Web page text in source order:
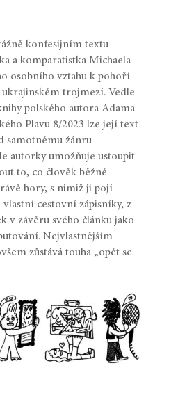
konfesijním textu
a komparatistka Michaela
osobního vztahu k pohoří
trojmezí. Vedle
polského autora Adama
Plavu 8/2023 lze její text
samotnému žánru
autorky umožňuje ustoupit
to, co člověk běžně
hory, s nimiž ji pojí
cestovní zápisníky, z
v závěru svého článku jako
Nejvlastnějším
zůstává touha „opět se